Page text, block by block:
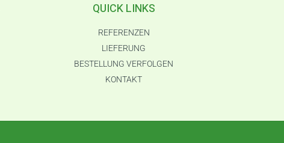
QUICK LINKS
REFERENZEN
LIEFERUNG
BESTELLUNG VERFOLGEN
KONTAKT